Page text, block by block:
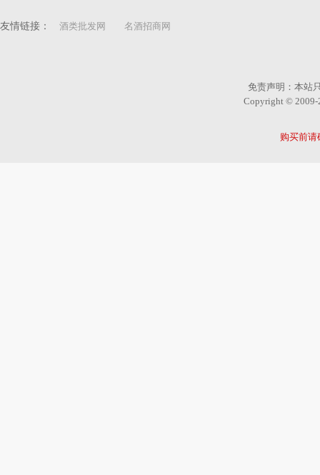
友情链接： 酒类批发网 名酒招商网
免责声明：本站
Copyright ©
购买前